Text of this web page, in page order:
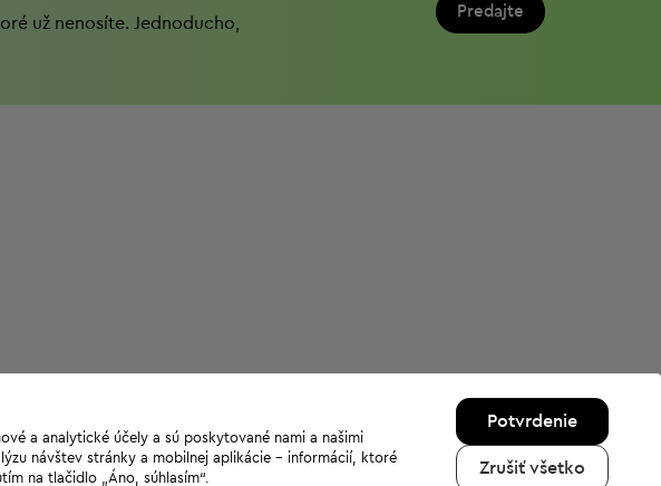
už nenosíte. Jednoduchо,
Predajte
a analytické účely a sú poskytované nami a našimi
návštev stránky a mobilnej aplikácie - informácií, ktoré
na tlačidlo „Áno, súhlasím“.
Potvrdenie
Zrušiť všetko